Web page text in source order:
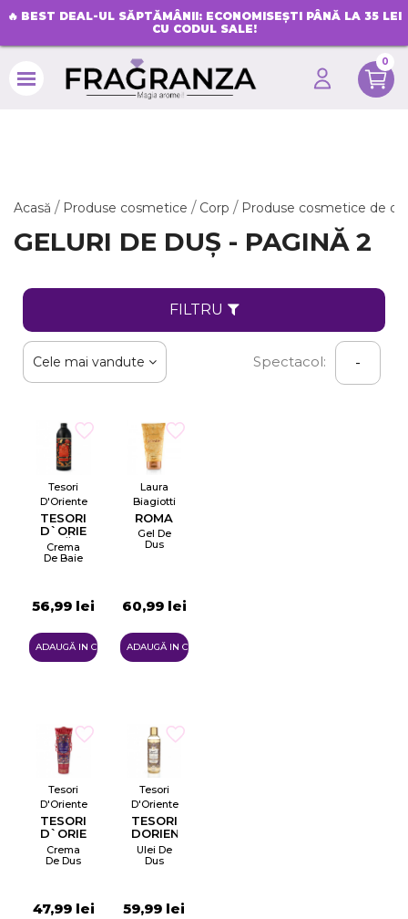
🔥 BEST DEAL-UL SĂPTĂMÂNII: ECONOMISEȘTI PÂNĂ LA 35 LEI
CU CODUL SALE!
0
Acasă Produse cosmetice Corp Produse cosmetice de
GELURI DE DUȘ - PAGINĂ 2
FILTRU
Cele mai vandute Spectacol: -
Tesori
D'Oriente
TESORI
D`ORIENTE
JAPĂNESE
RITUALS
Crema
De Baie
56,99 lei
ADAUGĂ IN COŞ
Laura
Biagiotti
ROMA
Gel De
Dus
60,99 lei
ADAUGĂ IN COŞ
Tesori
D'Oriente
TESORI
D`ORIENTE
PERSIAN
DREAM
Crema
De Dus
47,99 lei
Tesori
D'Oriente
TESORI
DORIENTE
RICE
AND
Ulei De
Dus
59,99 lei